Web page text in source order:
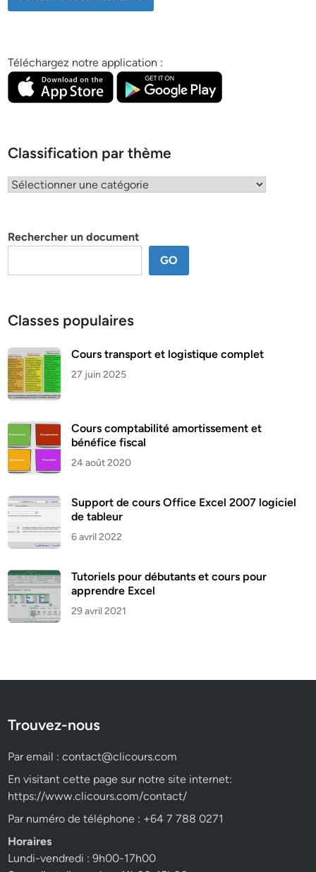
Téléchargez notre application :
Classification par thème
Classification
Rechercher un document
GO
Classes populaires
Cours transport et logistique complet
27 juin 2025
Cours comptabilité amortissement et
bénéfice fiscal
24 août 2020
Support de cours Office Excel 2007 logiciel
de tableur
6 avril 2022
Tutoriels pour débutants et cours pour
apprendre Excel
29 avril 2021
Trouvez-nous
Par email :contact@clicours.com
En visitant cette page sur notre site internet:
https://www.clicours.com/contact/
Par numéro de téléphone : +64 7 788 0271
Horaires
Lundi-vendredi : 9h00-17h00